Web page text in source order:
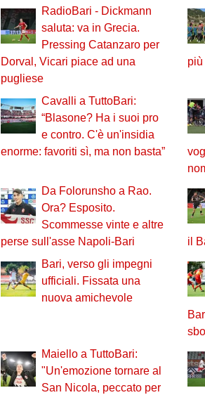
RadioBari - Dickmann
saluta: va in Grecia.
Pressing Catanzaro per
Dorval, Vicari piace ad una
pugliese
più
Cavalli a TuttoBari:
“Blasone? Ha i suoi pro
e contro. C'è un'insidia
enorme: favoriti sì, ma non basta”
Da Folorunsho a Rao.
Ora? Esposito.
Scommesse vinte e altre
perse sull'asse Napoli-Bari
il
Bari, verso gli impegni
ufficiali. Fissata una
nuova amichevole
Maiello a TuttoBari:
"Un'emozione tornare al
San Nicola, peccato per